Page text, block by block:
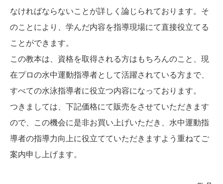
なければならないことが詳しく論じられております。そ
のことにより、学んだ内容を指導現場にて直接役立てる
ことができます。
この教本は、資格を取得される方はもちろんのこと、現
在プロの水中運動指導者として活躍されている方まで、
すべての水泳指導者に役立つ内容になっております。
つきましては、下記価格にて販売をさせていただきます
ので、この機会に是非お買い上げいただき、水中運動指
導者の指導力向上に役立てていただきますよう重ねてご
案内申し上げます。